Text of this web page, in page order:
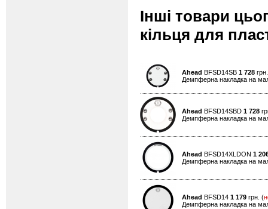
Інші товари
кільця для
Ahead BFSD14SB 1 728
Демпферна накладка на
Ahead BFSD14SBD 1 728
Демпферна накладка на
Ahead BFSD14XLDON 1
Демпферна накладка на
Ahead BFSD14 1 179 грн. (
Демпферна накладка на